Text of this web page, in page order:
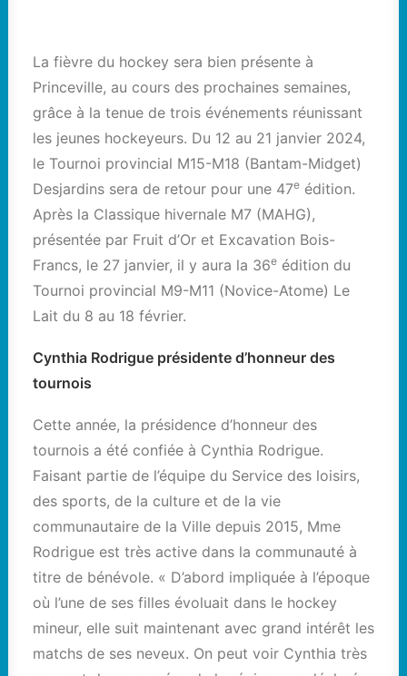
La fièvre du hockey sera bien présente à
Princeville, au cours des prochaines semaines,
grâce à la tenue de trois événements réunissant
les jeunes hockeyeurs. Du 12 au 21 janvier 2024,
le Tournoi provincial M15-M18 (Bantam-Midget)
Desjardins sera de retour pour une 47e édition.
Après la Classique hivernale M7 (MAHG),
présentée par Fruit d’Or et Excavation Bois-
Francs, le 27 janvier, il y aura la 36e édition du
Tournoi provincial M9-M11 (Novice-Atome) Le
Lait du 8 au 18 février.
Cynthia Rodrigue présidente d’honneur des
tournois
Cette année, la présidence d’honneur des
tournois a été confiée à Cynthia Rodrigue.
Faisant partie de l’équipe du Service des loisirs,
des sports, de la culture et de la vie
communautaire de la Ville depuis 2015, Mme
Rodrigue est très active dans la communauté à
titre de bénévole. « D’abord impliquée à l’époque
où l’une de ses filles évoluait dans le hockey
mineur, elle suit maintenant avec grand intérêt les
matchs de ses neveux. On peut voir Cynthia très